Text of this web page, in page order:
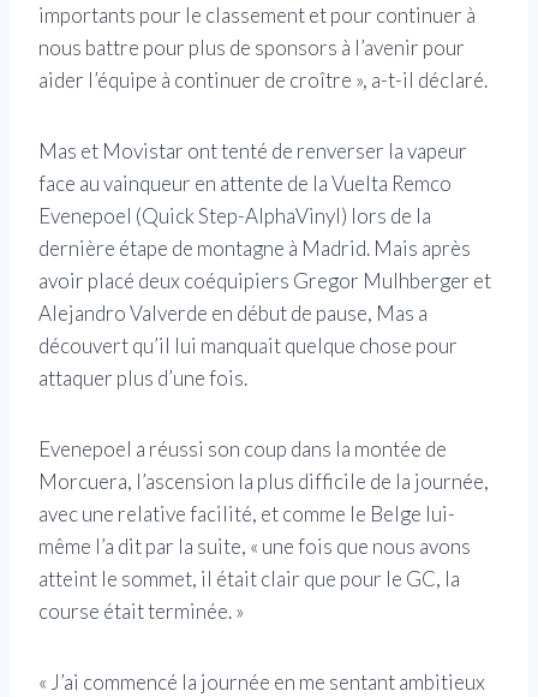
importants pour le classement et pour continuer à
nous battre pour plus de sponsors à l’avenir pour
aider l’équipe à continuer de croître », a-t-il déclaré.
Mas et Movistar ont tenté de renverser la vapeur
face au vainqueur en attente de la Vuelta Remco
Evenepoel (Quick Step-AlphaVinyl) lors de la
dernière étape de montagne à Madrid. Mais après
avoir placé deux coéquipiers Gregor Mulhberger et
Alejandro Valverde en début de pause, Mas a
découvert qu’il lui manquait quelque chose pour
attaquer plus d’une fois.
Evenepoel a réussi son coup dans la montée de
Morcuera, l’ascension la plus difficile de la journée,
avec une relative facilité, et comme le Belge lui-
même l’a dit par la suite, « une fois que nous avons
atteint le sommet, il était clair que pour le GC, la
course était terminée. »
« J’ai commencé la journée en me sentant ambitieux